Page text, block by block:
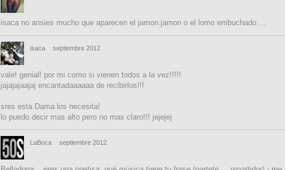
isaca no ansies mucho que aparecen el jamon.jamon o el lomo embuchado....
isaca septiembre 2012
vale! genial! por mi como si vienen todos a la vez!!!!!
jajajajaajaj encantadaaaaaa de recibirlos!!!
sres esta Dama los necesita!
lo puedo decir mas alto pero no mas claro!!! jejejej
LaBoca septiembre 2012